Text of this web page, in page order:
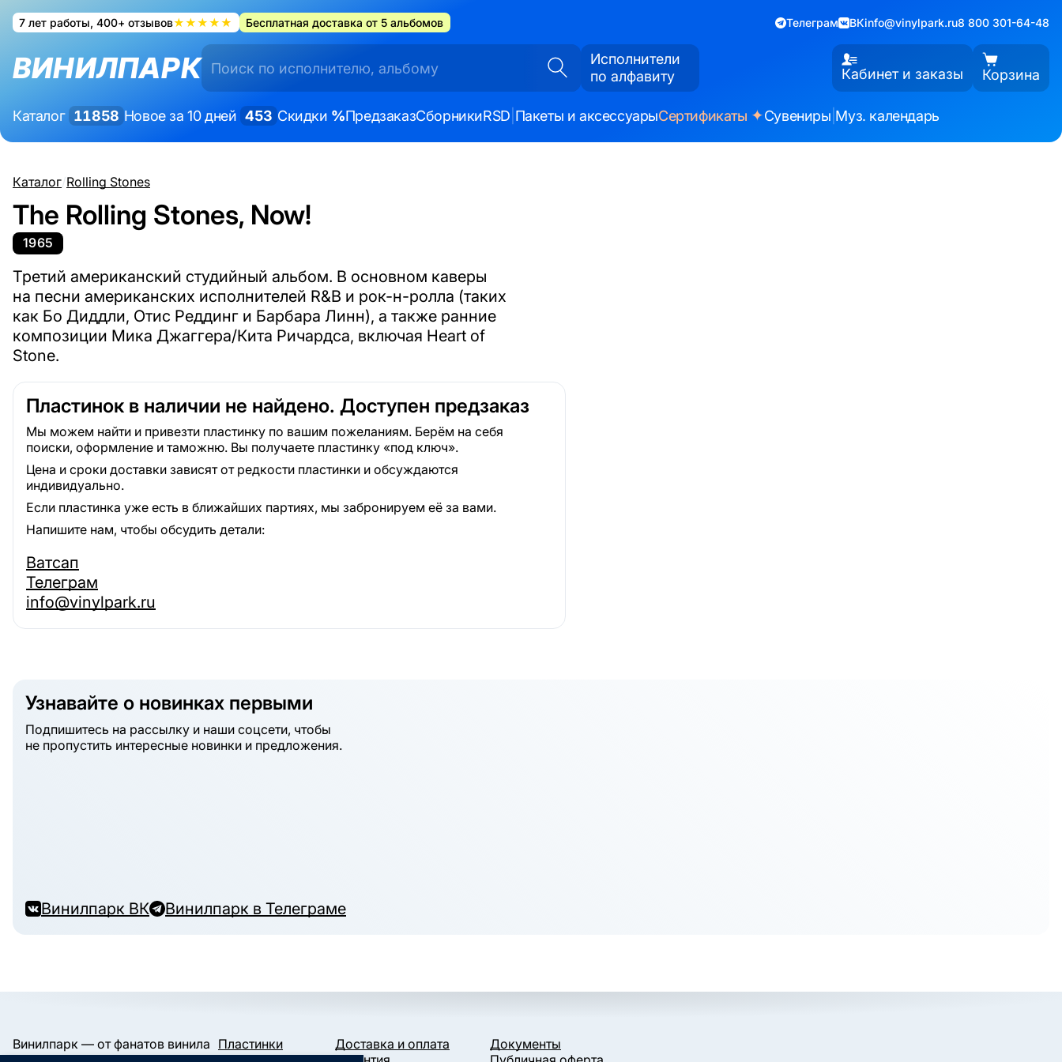
7 лет работы, 400+ отзывов★★★★★ Бесплатная доставка от 5 альбомов Телеграм ВКinfo@vinylpark.ru8 800 301-64-48
ВИНИЛПАРК
Исполнители
по алфавиту
Кабинет и заказы Корзина
Каталог 11858 Новое за 10 дней 453 Скидки %ПредзаказСборникиRSD Пакеты и аксессуарыСертификаты ✦Сувениры Муз. календарь
Каталог/Rolling Stones
The Rolling Stones, Now!
1965
Третий американский студийный альбом. В основном каверы
на песни американских исполнителей R&B и рок-н-ролла (таких
как Бо Диддли, Отис Реддинг и Барбара Линн), а также ранние
композиции Мика Джаггера/Кита Ричардса, включая Heart of
Stone.
Пластинок в наличии не найдено. Доступен предзаказ
Мы можем найти и привезти пластинку по вашим пожеланиям. Берём на себя
поиски, оформление и таможню. Вы получаете пластинку «под ключ».
Цена и сроки доставки зависят от редкости пластинки и обсуждаются
индивидуально.
Если пластинка уже есть в ближайших партиях, мы забронируем её за вами.
Напишите нам, чтобы обсудить детали:
Ватсап
Телеграм
info@vinylpark.ru
Узнавайте о новинках первыми
Подпишитесь на рассылку и наши соцсети, чтобы
не пропустить интересные новинки и предложения.
Винилпарк ВК Винилпарк в Телеграме
Винилпарк — от фанатов винила Пластинки
Доставка и оплата
Документы